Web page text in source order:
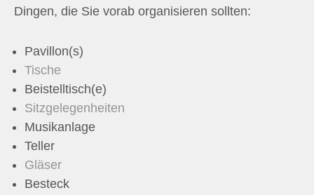
Dingen, die Sie vorab organisieren sollten:
Pavillon(s)
Tische
Beistelltisch(e)
Sitzgelegenheiten
Musikanlage
Teller
Gläser
Besteck